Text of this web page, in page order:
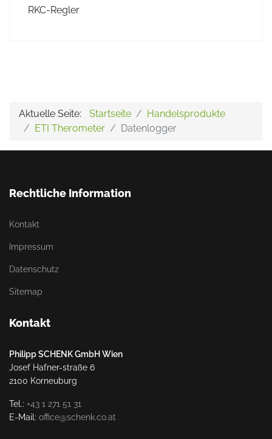
RKC-Regler
Aktuelle Seite: Startseite
Handelsprodukte
ETI Therometer
Datenlogger
Rechtliche Information
Kontakt
Impressum
Datenschutz
Sitemap
Kontakt
Philipp SCHENK GmbH Wien
Josef Hafner-straße 6
2100 Korneuburg
Tel.: +43 1 271 51 31
E-Mail: office@schenk.co.at